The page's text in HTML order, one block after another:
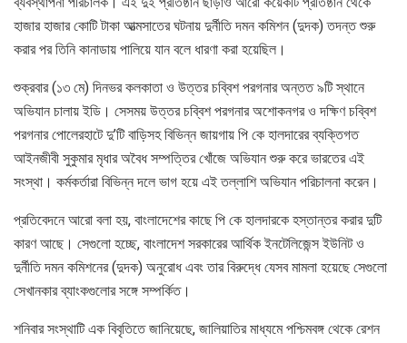
হাজার হাজার কোটি টাকা আত্মসাতের ঘটনায় দুর্নীতি দমন কমিশন (দুদক) তদন্ত শুরু
করার পর তিনি কানাডায় পালিয়ে যান বলে ধারণা করা হয়েছিল।
শুক্রবার (১৩ মে) দিনভর কলকাতা ও উত্তর চব্বিশ পরগনার অন্তত ৯টি স্থানে
অভিযান চালায় ইডি। সেসময় উত্তর চব্বিশ পরগনার অশোকনগর ও দক্ষিণ চব্বিশ
পরগনার পোলেরহাটে দু’টি বাড়িসহ বিভিন্ন জায়গায় পি কে হালদারের ব্যক্তিগত
আইনজীবী সুকুমার মৃধার অবৈধ সম্পত্তির খোঁজে অভিযান শুরু করে ভারতের এই
সংস্থা। কর্মকর্তারা বিভিন্ন দলে ভাগ হয়ে এই তল্লাশি অভিযান পরিচালনা করেন।
প্রতিবেদনে আরো বলা হয়, বাংলাদেশের কাছে পি কে হালদারকে হস্তান্তর করার দুটি
কারণ আছে। সেগুলো হচ্ছে, বাংলাদেশ সরকারের আর্থিক ইনটেলিজেন্স ইউনিট ও
দুর্নীতি দমন কমিশনের (দুদক) অনুরোধ এবং তার বিরুদ্ধে যেসব মামলা হয়েছে সেগুলো
সেখানকার ব্যাংকগুলোর সঙ্গে সম্পর্কিত।
শনিবার সংস্থাটি এক বিবৃতিতে জানিয়েছে, জালিয়াতির মাধ্যমে পশ্চিমবঙ্গ থেকে রেশন